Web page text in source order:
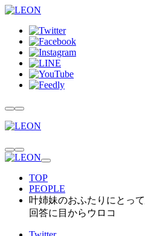
TOP
PEOPLE
叶姉妹のおふたりにとっ
回答に目からウロコ